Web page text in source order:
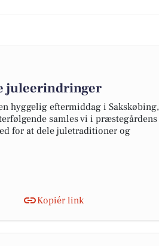
juleerindringer
hyggelig eftermiddag i Sakskøbing,
samles vi i præstegårdens
for at dele juletraditioner og
Kopiér link